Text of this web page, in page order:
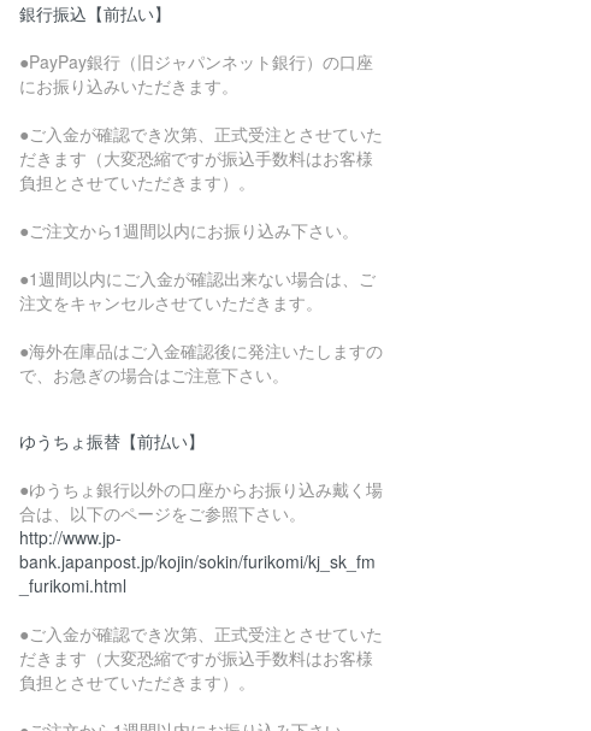
銀行振込【前払い】
●PayPay銀行（旧ジャパンネット銀行）の口座
にお振り込みいただきます。
●ご入金が確認でき次第、正式受注とさせていた
だきます（大変恐縮ですが振込手数料はお客様
負担とさせていただきます）。
●ご注文から1週間以内にお振り込み下さい。
●1週間以内にご入金が確認出来ない場合は、ご
注文をキャンセルさせていただきます。
●海外在庫品はご入金確認後に発注いたしますの
で、お急ぎの場合はご注意下さい。
ゆうちょ振替【前払い】
●ゆうちょ銀行以外の口座からお振り込み戴く場
合は、以下のページをご参照下さい。
http://www.jp-
bank.japanpost.jp/kojin/sokin/furikomi/kj_sk_fm
_furikomi.html
●ご入金が確認でき次第、正式受注とさせていた
だきます（大変恐縮ですが振込手数料はお客様
負担とさせていただきます）。